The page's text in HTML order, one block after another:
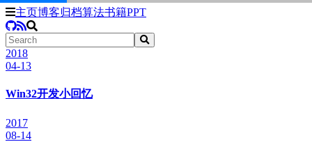
主页博客归档算法书籍PPT
2018
04-13
Win32开发小回忆
2017
08-14